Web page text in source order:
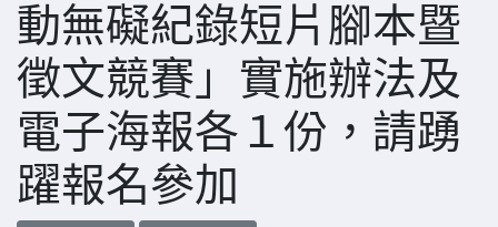
動無礙紀錄短片腳本暨
徵文競賽」實施辦法及
電子海報各１份，請踴
躍報名參加